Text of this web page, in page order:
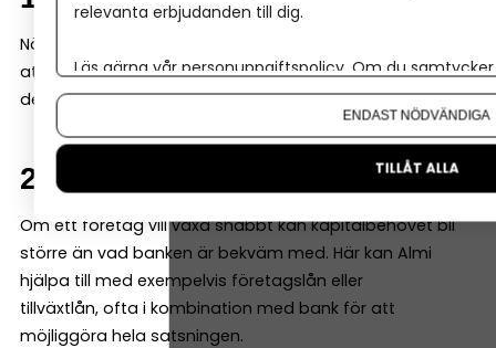
När ett företag fortfarande är ungt kan banken tycka
att underlaget är begränsat. Då kan Almi gå in med en
del av finansieringen – ofta genom ett s k mikrolån.
2. Tillväxt och expansion
Om ett företag vill växa snabbt kan kapitalbehovet bli
större än vad banken är bekväm med. Här kan Almi
hjälpa till med exempelvis företagslån eller
tillväxtlån, ofta i kombination med bank för att
möjliggöra hela satsningen.
relevanta erbjudanden till dig.
Läs gärna vår personuppgiftspolicy. Om du
Om du vill ändra ditt val i efterhand hittar du den
ENDAST NÖDVÄNDIGA
TILLÅT ALLA